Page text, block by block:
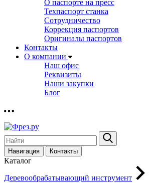
О паспорте на пресс
Техпаспорт станка
Сотрудничество
Коррекция паспортов
Оригиналы паспортов
Контакты
О компании
Наш офис
Реквизиты
Наши закупки
Блог
Навигация Контакты
Каталог
Деревообрабатывающий инструмент